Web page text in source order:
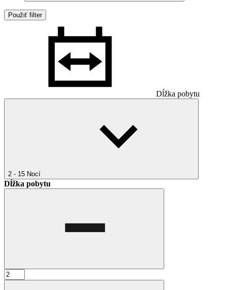
Použiť filter
Dĺžka pobytu
2 - 15 Nocí
Dĺžka pobytu